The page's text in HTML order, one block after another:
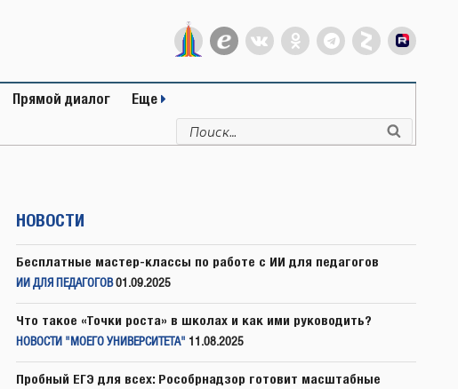
Прямой диалог Еще
Искать:
НОВОСТИ
Бесплатные мастер-классы по работе с ИИ для педагогов
ИИ ДЛЯ ПЕДАГОГОВ 01.09.2025
Что такое «Точки роста» в школах и как ими руководить?
НОВОСТИ "МОЕГО УНИВЕРСИТЕТА" 11.08.2025
Пробный ЕГЭ для всех: Рособрнадзор готовит масштабные